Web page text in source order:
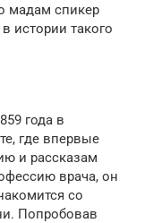
мадам спикер
истории такого
года в
где впервые
и рассказам
врача, он
со
Попробовав